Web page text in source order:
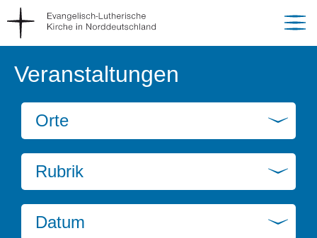
Veranstaltungen
Orte
Rubrik
Datum